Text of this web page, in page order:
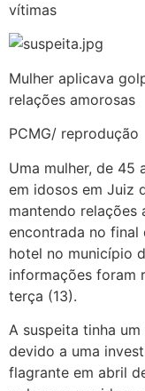
vítimas
Mulher aplicava
relações amorosas
PCMG/ reprodução
Uma mulher, de 45
em idosos em Juiz
mantendo relações
encontrada no final
hotel no município
informações foram
terça (13).
A suspeita tinha
devido a uma
flagrante em abril